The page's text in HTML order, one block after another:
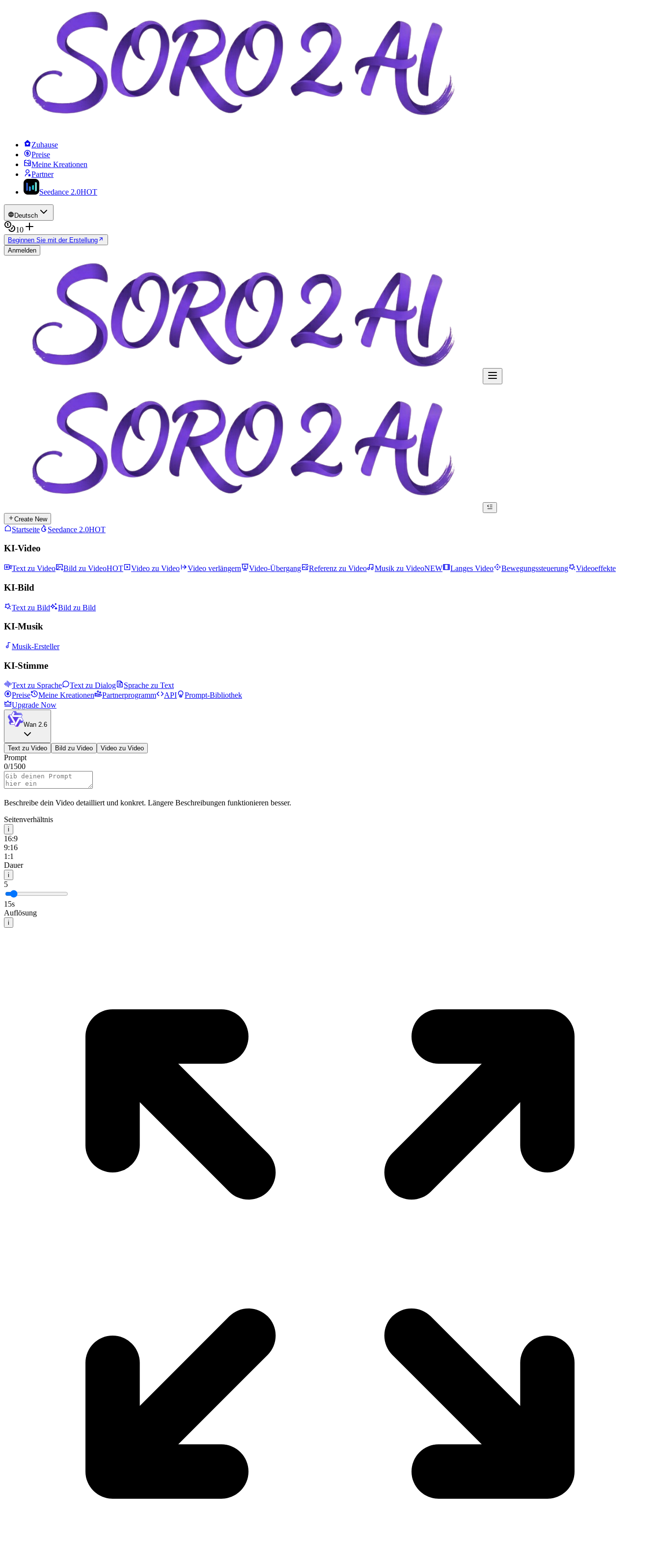
Zuhause
Preise
Meine Kreationen
Partner
Seedance 2.0HOT
Deutsch
10
Beginnen Sie mit der Erstellung
Anmelden
Create New
Startseite Seedance 2.0HOT
KI-Video
Text zu Video Bild zu VideoHOT Video zu Video Video verlängern Video-Übergang Referenz zu Video Musik zu VideoNEW Langes Video Bewegungssteuerung Videoeffekte
KI-Bild
Text zu Bild Bild zu Bild
KI-Musik
Musik-Ersteller
KI-Stimme
Text zu Sprache Text zu Dialog
Sprache zu Text
Preise
Meine Kreationen Partnerprogramm API
Prompt-Bibliothek
Upgrade Now
Wan 2.6
Text zu Video Bild zu Video Video zu Video
Prompt
0/1500
Beschreibe dein Video detailliert und konkret. Längere Beschreibungen funktionieren besser.
Seitenverhältnis
i
16:9
9:16
1:1
Dauer
i
5
15s
Auflösung
i